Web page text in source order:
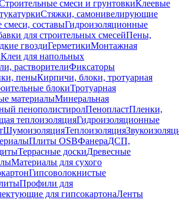
смеси и грунтовкиКлеевые
Стяжки, самонивелирующие
смеси, составыГидроизоляционные
для строительных смесейПены,
гвоздиГерметикиМонтажная
Клеи для напольных
растворителиФиксаторы
пеныКирпичи, блоки, тротуарная
блокиТротуарная
материалыМинеральная
пенополистиролПенопластПленки,
теплоизоляцияГидроизоляционные
ШумоизоляцияТеплоизоляция
Плиты OSBФанераДСП,
Террасные доскиДревесные
Материалы для сухого
Гипсоволокнистые
Профили для
для гипсокартонаЛенты